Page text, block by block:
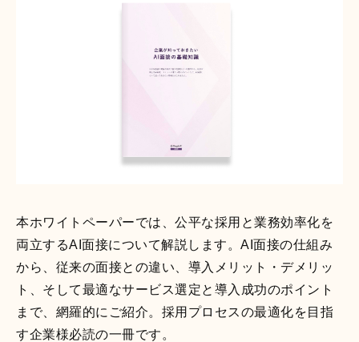
本ホワイトペーパーでは、公平な採用と業務効率化を
両立するAI面接について解説します。AI面接の仕組み
から、従来の面接との違い、導入メリット・デメリッ
ト、そして最適なサービス選定と導入成功のポイント
まで、網羅的にご紹介。採用プロセスの最適化を目指
す企業様必読の一冊です。